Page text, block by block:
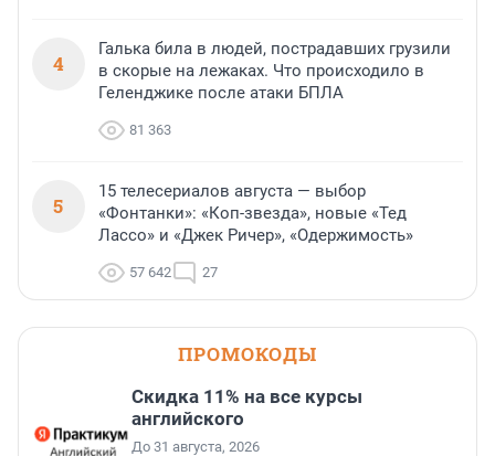
4
Галька била в людей, пострадавших грузили
в скорые на лежаках. Что происходило в
Геленджике после атаки БПЛА
81 363
5
15 телесериалов августа — выбор
«Фонтанки»: «Коп-звезда», новые «Тед
Лассо» и «Джек Ричер», «Одержимость»
57 642 27
ПРОМОКОДЫ
Скидка 11% на все курсы
английского
До 31 августа, 2026